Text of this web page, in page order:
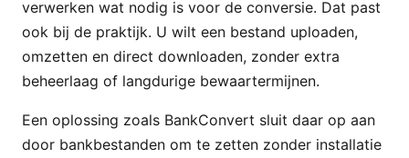
verwerken wat nodig is voor de conversie. Dat past
ook bij de praktijk. U wilt een bestand uploaden,
omzetten en direct downloaden, zonder extra
beheerlaag of langdurige bewaartermijnen.
Een oplossing zoals BankConvert sluit daar op aan
door bankbestanden om te zetten zonder installatie